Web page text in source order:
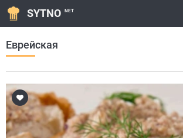
SYTNO NET
Еврейская